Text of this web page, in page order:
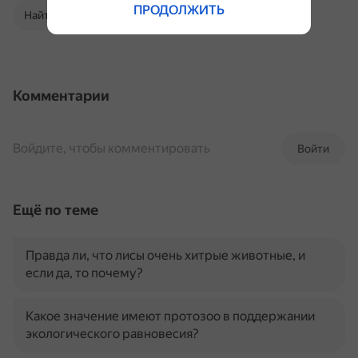
Найти в Поиске
Комментарии
Войти
Войдите, чтобы комментировать
Ещё по теме
Правда ли, что лисы очень хитрые животные, и
если да, то почему?
Какое значение имеют протозоо в поддержании
экологического равновесия?
ПРОДОЛЖИТЬ